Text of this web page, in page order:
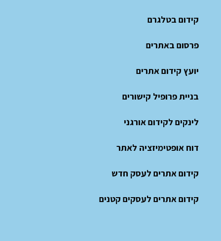
קידום בטלגרם
פרסום באתרים
יועץ קידום אתרים
בניית פרופיל קישורים
לינקים לקידום אורגני
דוח אופטימיזציה לאתר
קידום אתרים לעסק חדש
קידום אתרים לעסקים קטנים